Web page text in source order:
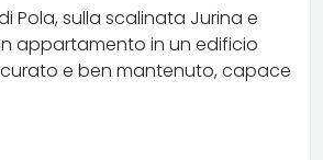
Pola, sulla scalinata Jurina e
appartamento in un edificio
e ben mantenuto, capace